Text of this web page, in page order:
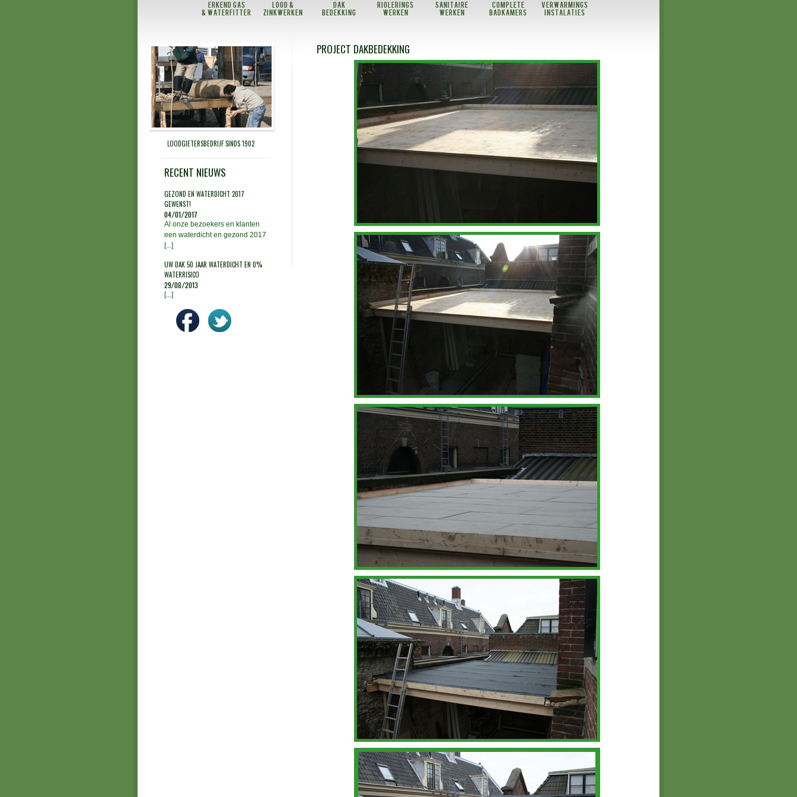
Erkend gas
& waterfitter
Lood &
zinkwerken
Dak
bedekking
Riolerings
werken
Sanitaire
werken
Complete
badkamers
Verwarmings
instalaties
LOODGIETERSBEDRIJF SINDS 1902
RECENT NIEUWS
GEZOND EN WATERDICHT 2017
GEWENST!
04/01/2017
Al onze bezoekers en klanten
een waterdicht en gezond 2017
[...]
UW DAK 50 JAAR WATERDICHT EN 0%
WATERRISICO
29/08/2013
[...]
PROJECT DAKBEDEKKING